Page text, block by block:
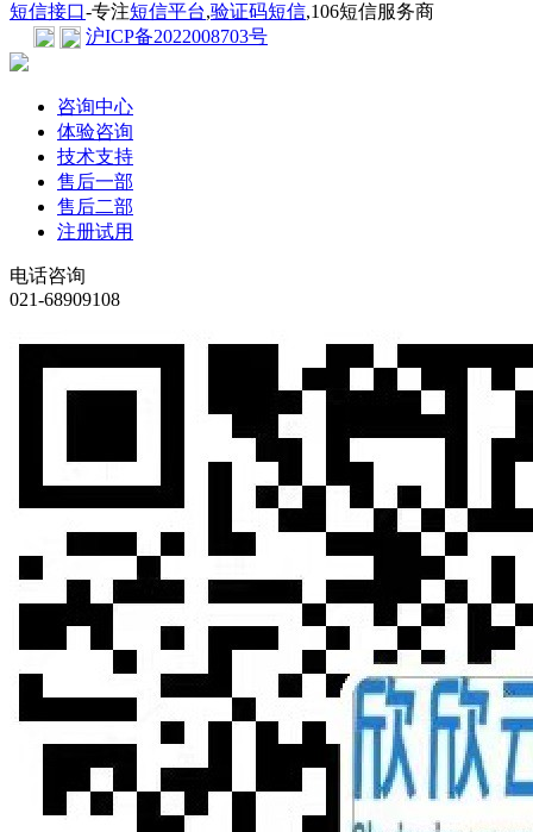
短信接口-专注短信平台,验证码短信,106短信服务商
沪ICP备2022008703号
咨询中心
体验咨询
技术支持
售后一部
售后二部
注册试用
电话咨询
021-68909108